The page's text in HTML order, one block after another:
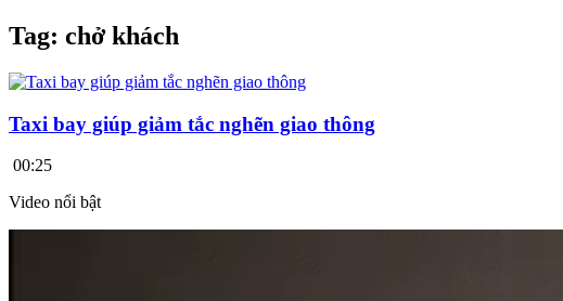
Tag: chở khách
Taxi bay giúp giảm tắc nghẽn giao thông
00:25
Video nổi bật